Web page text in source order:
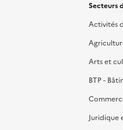
Secteurs
Activités
Arts et
BTP -
Juridique